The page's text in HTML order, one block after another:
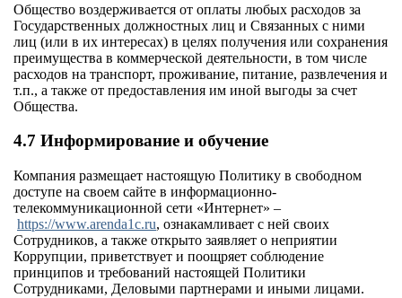
Общество воздерживается от оплаты любых расходов за
Государственных должностных лиц и Связанных с ними
лиц (или в их интересах) в целях получения или сохранения
преимущества в коммерческой деятельности, в том числе
расходов на транспорт, проживание, питание, развлечения и
т.п., а также от предоставления им иной выгоды за счет
Общества.
4.7 Информирование и обучение
Компания размещает настоящую Политику в свободном
доступе на своем сайте в информационно-
телекоммуникационной сети «Интернет» –
https://www.arenda1c.ru, ознакамливает с ней своих
Сотрудников, а также открыто заявляет о неприятии
Коррупции, приветствует и поощряет соблюдение
принципов и требований настоящей Политики
Сотрудниками, Деловыми партнерами и иными лицами.